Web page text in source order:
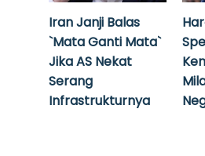
Iran Janji Balas
`Mata Ganti Mata`
Jika AS Nekat
Serang
Infrastrukturnya